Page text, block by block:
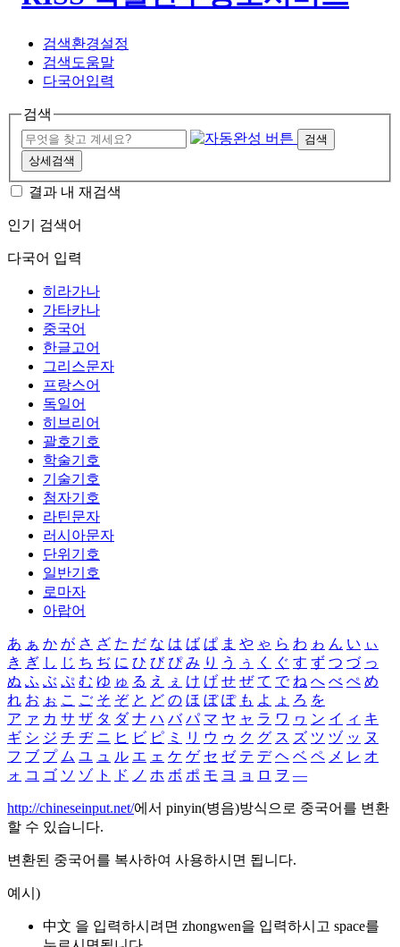
검색환경설정
검색도움말
다국어입력
검색
검색
상세검색
결과 내 재검색
인기 검색어
다국어 입력
히라가나
가타카나
중국어
한글고어
그리스문자
프랑스어
독일어
히브리어
괄호기호
학술기호
기술기호
첨자기호
라틴문자
러시아문자
단위기호
일반기호
로마자
아랍어
あ ぁ か が さ ざ た だ な は ば ぱ ま や ゃ ら わ ゎ ん い ぃ
き ぎ し じ ち ぢ に ひ び ぴ み り う ぅ く ぐ す ず つ づ っ
ぬ ふ ぶ ぷ む ゆ ゅ る え ぇ け げ せ ぜ て で ね へ べ ぺ め
れ お ぉ こ ご そ ぞ と ど の ほ ぼ ぽ も よ ょ ろ を
ア ァ カ サ ザ タ ダ ナ ハ バ パ マ ヤ ャ ラ ワ ヮ ン イ ィ キ
ギ シ ジ チ ヂ ニ ヒ ビ ピ ミ リ ウ ゥ ク グ ス ズ ツ ヅ ッ ヌ
フ ブ プ ム ユ ュ ル エ ェ ケ ゲ セ ゼ テ デ ヘ ベ ペ メ レ オ
ォ コ ゴ ソ ゾ ト ド ノ ホ ボ ポ モ ヨ ョ ロ ヲ ―
http://chineseinput.net/에서 pinyin(병음)방식으로 중국어를 변환
할 수 있습니다.
변환된 중국어를 복사하여 사용하시면 됩니다.
예시)
中文 을 입력하시려면 zhongwen을 입력하시고 space를